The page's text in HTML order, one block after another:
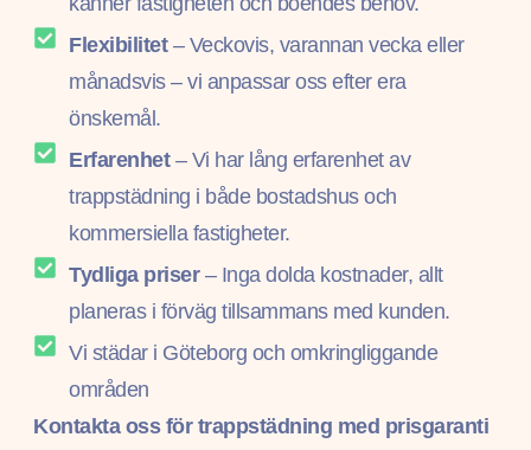
Flexibilitet– Veckovis, varannan vecka eller
månadsvis – vi anpassar oss efter era
önskemål.
Erfarenhet– Vi har lång erfarenhet av
trappstädning i både bostadshus och
kommersiella fastigheter.
Tydliga priser– Inga dolda kostnader, allt
planeras i förväg tillsammans med kunden.
Vi städar i Göteborg och omkringliggande
områden
Kontakta oss för trappstädning med prisgaranti